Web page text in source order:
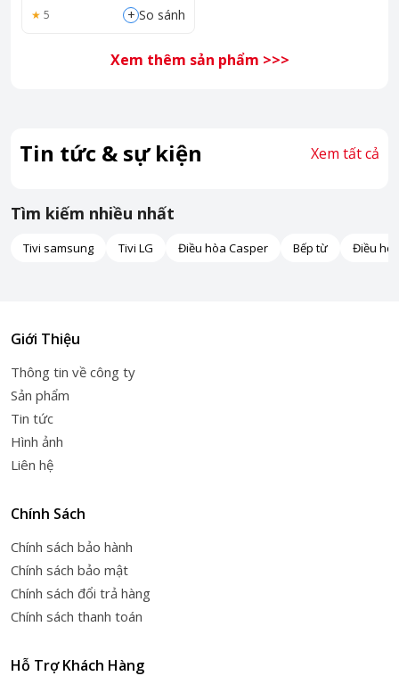
5 + So sánh
Xem thêm sản phẩm >>>
Tin tức & sự kiện Xem tất cả
Tìm kiếm nhiều nhất
Tivi samsung Tivi LG Điều hòa Casper Bếp từ Điều
Giới Thiệu
Thông tin về công ty
Sản phẩm
Tin tức
Hình ảnh
Liên hệ
Chính Sách
Chính sách bảo hành
Chính sách bảo mật
Chính sách đổi trả hàng
Chính sách thanh toán
Hỗ Trợ Khách Hàng